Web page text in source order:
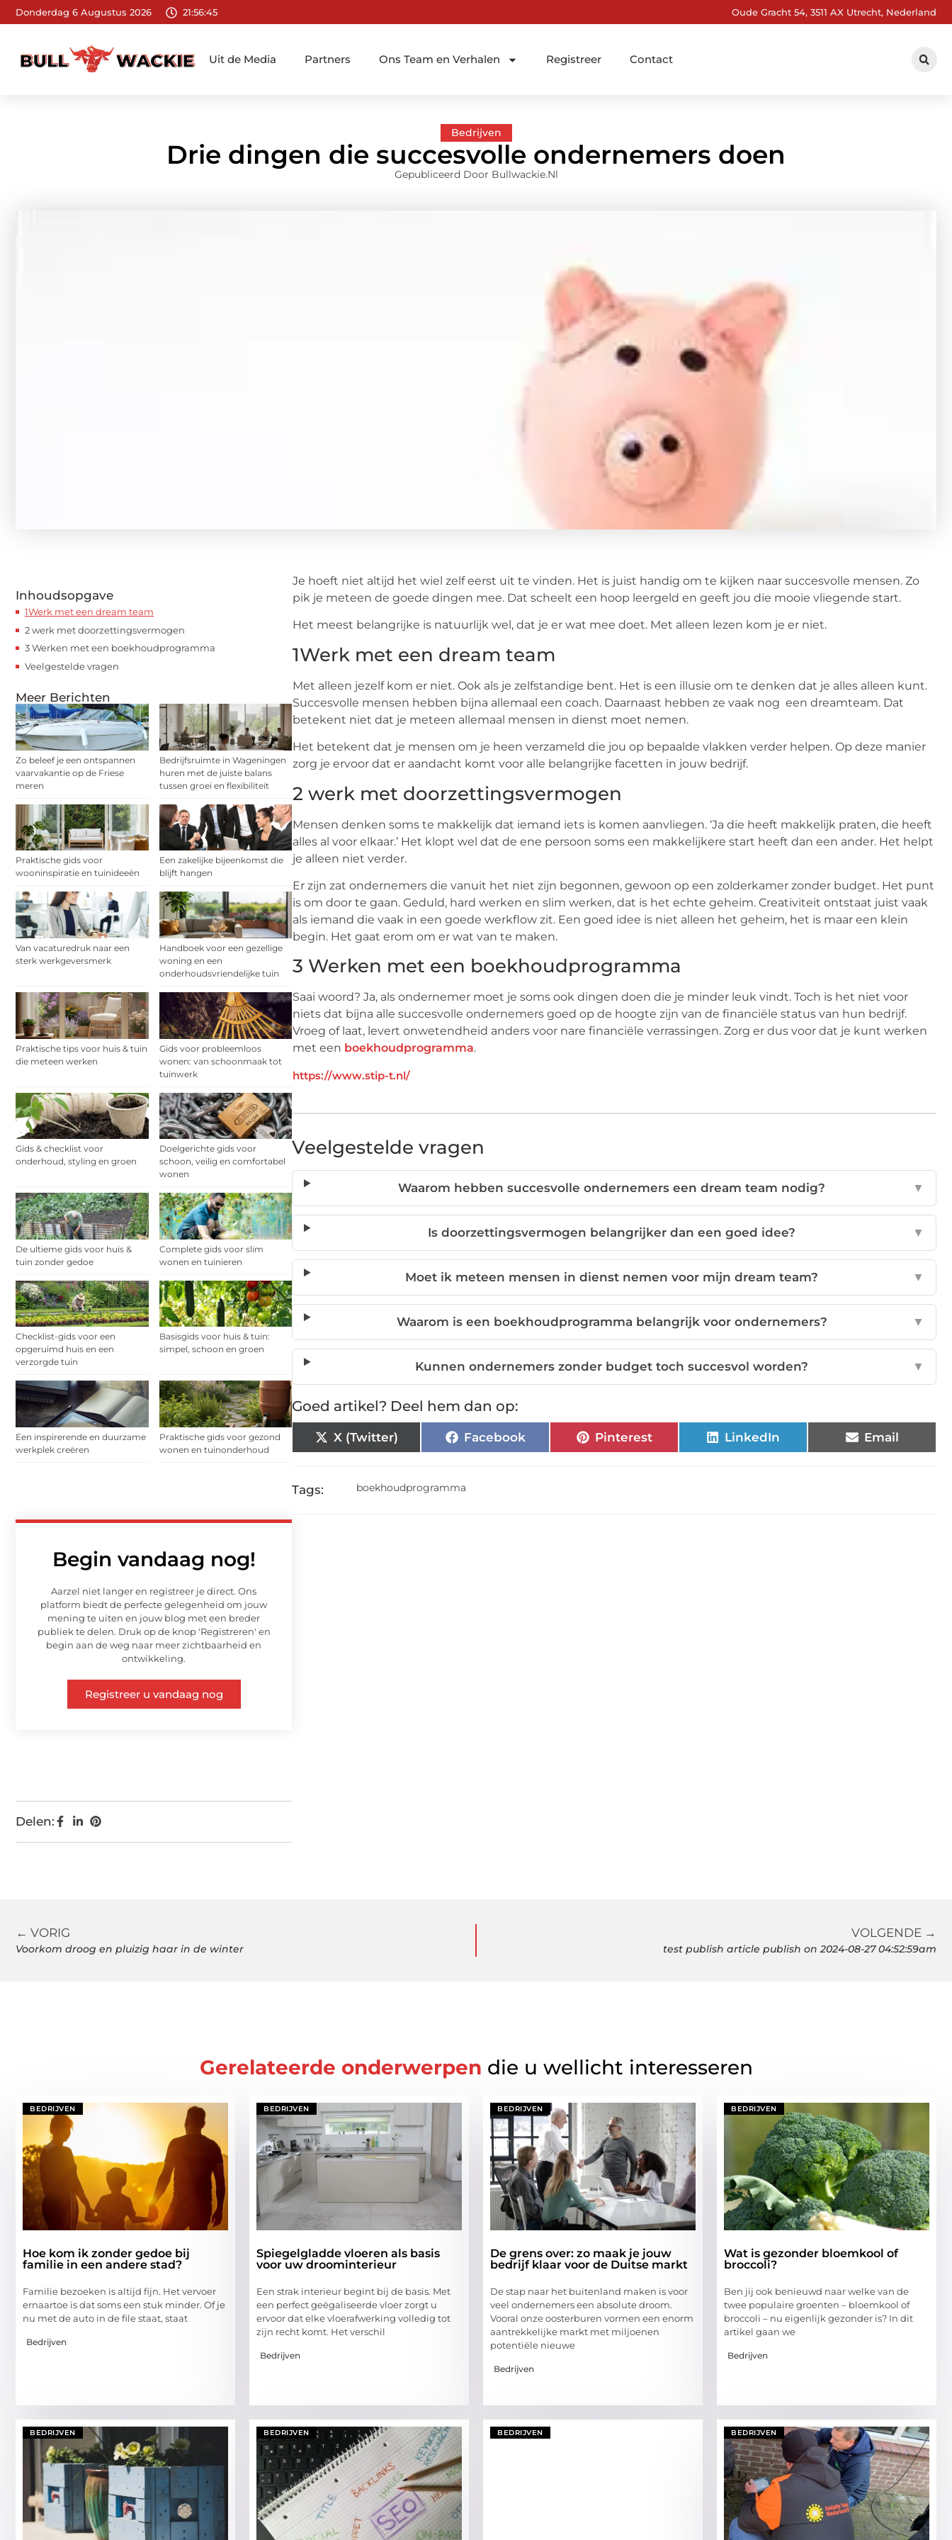
Donderdag 6 Augustus 2026 21:56:46 Oude Gracht 54, 3511 AX Utrecht, Nederland
Uit de Media Partners Ons Team en Verhalen Registreer Contact
Bedrijven
Drie dingen die succesvolle ondernemers doen
Gepubliceerd Door Bullwackie.nl
Inhoudsopgave
1Werk met een dream team
2 werk met doorzettingsvermogen
3 Werken met een boekhoudprogramma
Veelgestelde vragen
Meer Berichten
Zo beleef je een ontspannen
vaarvakantie op de Friese
meren
Bedrijfsruimte in Wageningen
huren met de juiste balans
tussen groei en flexibiliteit
Praktische gids voor
wooninspiratie en tuinideeën
Een zakelijke bijeenkomst die
blijft hangen
Van vacaturedruk naar een
sterk werkgeversmerk
Handboek voor een gezellige
woning en een
onderhoudsvriendelijke tuin
Praktische tips voor huis & tuin
die meteen werken
Gids voor probleemloos
wonen: van schoonmaak tot
tuinwerk
Gids & checklist voor
onderhoud, styling en groen
Doelgerichte gids voor
schoon, veilig en comfortabel
wonen
De ultieme gids voor huis &
tuin zonder gedoe
Complete gids voor slim
wonen en tuinieren
Checklist-gids voor een
opgeruimd huis en een
verzorgde tuin
Basisgids voor huis & tuin:
simpel, schoon en groen
Een inspirerende en duurzame
werkplek creëren
Praktische gids voor gezond
wonen en tuinonderhoud
Begin vandaag nog!
Aarzel niet langer en registreer je direct. Ons
platform biedt de perfecte gelegenheid om jouw
mening te uiten en jouw blog met een breder
publiek te delen. Druk op de knop 'Registreren' en
begin aan de weg naar meer zichtbaarheid en
ontwikkeling.
Registreer u vandaag nog
Delen:
Je hoeft niet altijd het wiel zelf eerst uit te vinden. Het is juist handig om te kijken naar succesvolle mensen. Zo
pik je meteen de goede dingen mee. Dat scheelt een hoop leergeld en geeft jou die mooie vliegende start.
Het meest belangrijke is natuurlijk wel, dat je er wat mee doet. Met alleen lezen kom je er niet.
1Werk met een dream team
Met alleen jezelf kom er niet. Ook als je zelfstandige bent. Het is een illusie om te denken dat je alles alleen kunt.
Succesvolle mensen hebben bijna allemaal een coach. Daarnaast hebben ze vaak nog een dreamteam. Dat
betekent niet dat je meteen allemaal mensen in dienst moet nemen.
Het betekent dat je mensen om je heen verzameld die jou op bepaalde vlakken verder helpen. Op deze manier
zorg je ervoor dat er aandacht komt voor alle belangrijke facetten in jouw bedrijf.
2 werk met doorzettingsvermogen
Mensen denken soms te makkelijk dat iemand iets is komen aanvliegen. ‘Ja die heeft makkelijk praten, die heeft
alles al voor elkaar.’ Het klopt wel dat de ene persoon soms een makkelijkere start heeft dan een ander. Het helpt
je alleen niet verder.
Er zijn zat ondernemers die vanuit het niet zijn begonnen, gewoon op een zolderkamer zonder budget. Het punt
is om door te gaan. Geduld, hard werken en slim werken, dat is het echte geheim. Creativiteit ontstaat juist vaak
als iemand die vaak in een goede werkflow zit. Een goed idee is niet alleen het geheim, het is maar een klein
begin. Het gaat erom om er wat van te maken.
3 Werken met een boekhoudprogramma
Saai woord? Ja, als ondernemer moet je soms ook dingen doen die je minder leuk vindt. Toch is het niet voor
niets dat bijna alle succesvolle ondernemers goed op de hoogte zijn van de financiële status van hun bedrijf.
Vroeg of laat, levert onwetendheid anders voor nare financiële verrassingen. Zorg er dus voor dat je kunt werken
met een boekhoudprogramma.
https://www.stip-t.nl/
Veelgestelde vragen
Waarom hebben succesvolle ondernemers een dream team nodig? ▼
Is doorzettingsvermogen belangrijker dan een goed idee? ▼
Moet ik meteen mensen in dienst nemen voor mijn dream team? ▼
Waarom is een boekhoudprogramma belangrijk voor ondernemers? ▼
Kunnen ondernemers zonder budget toch succesvol worden? ▼
Goed artikel? Deel hem dan op:
X (Twitter) Facebook Pinterest LinkedIn Email
Tags: boekhoudprogramma
← VORIG
Voorkom droog en pluizig haar in de winter
VOLGENDE →
test publish article publish on 2024-08-27 04:52:59am
Gerelateerde onderwerpen die u wellicht interesseren
BEDRIJVEN
Hoe kom ik zonder gedoe bij
familie in een andere stad?
Familie bezoeken is altijd fijn. Het vervoer
ernaartoe is dat soms een stuk minder. Of je
nu met de auto in de file staat, staat
Bedrijven
BEDRIJVEN
Spiegelgladde vloeren als basis
voor uw droominterieur
Een strak interieur begint bij de basis. Met
een perfect geëgaliseerde vloer zorgt u
ervoor dat elke vloerafwerking volledig tot
zijn recht komt. Het verschil
Bedrijven
BEDRIJVEN
De grens over: zo maak je jouw
bedrijf klaar voor de Duitse markt
De stap naar het buitenland maken is voor
veel ondernemers een absolute droom.
Vooral onze oosterburen vormen een enorm
aantrekkelijke markt met miljoenen
potentiële nieuwe
Bedrijven
BEDRIJVEN
Wat is gezonder bloemkool of
broccoli?
Ben jij‍ ook benieuwd naar welke van ​de⁣
twee populaire groenten​ – bloemkool of⁢
broccoli – nu ⁢eigenlijk gezonder ⁤is? In dit
artikel gaan we
Bedrijven
BEDRIJVEN BEDRIJVEN BEDRIJVEN BEDRIJVEN